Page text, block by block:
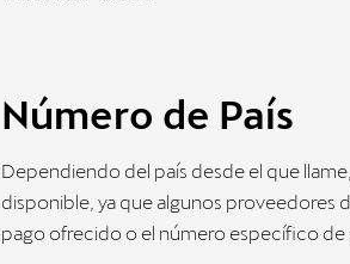
Número de País
Dependiendo del país desde el que
disponible, ya que algunos proveedores
pago ofrecido o el número específico de